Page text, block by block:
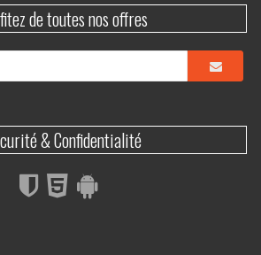
de toutes nos offres
& Confidentialité